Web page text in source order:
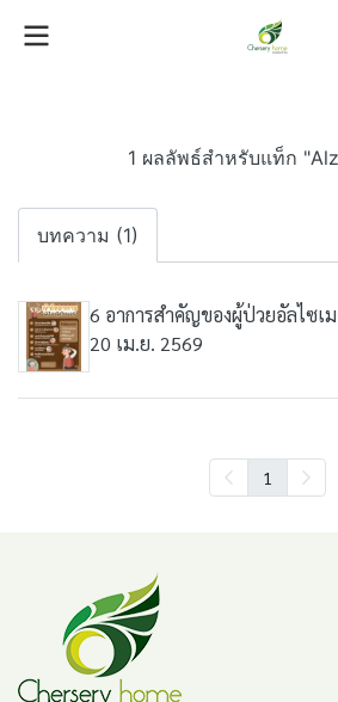
1 ผลลัพธ์สำหรับแท็ก
บทความ (1)
6 อาการสำคัญของผู้ป่วยอัลไซเ
20 เม.ย. 2569
1